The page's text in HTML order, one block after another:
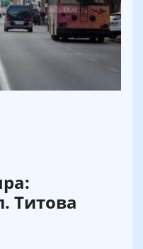
Титова